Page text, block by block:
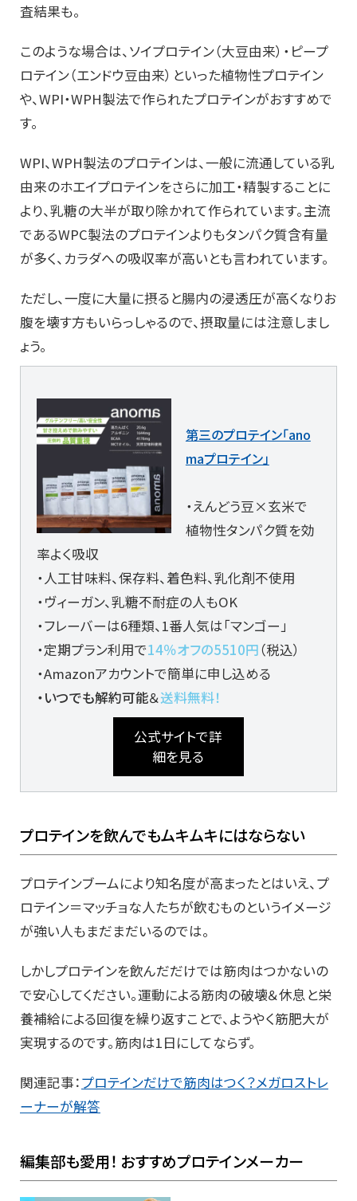
査結果も。
このような場合は、ソイプロテイン（大豆由来）・ピープ
ロテイン（エンドウ豆由来）といった植物性プロテイン
や、WPI・WPH製法で作られたプロテインがおすすめで
す。
WPI、WPH製法のプロテインは、一般に流通している乳
由来のホエイプロテインをさらに加工・精製することに
より、乳糖の大半が取り除かれて作られています。主流
であるWPC製法のプロテインよりもタンパク質含有量
が多く、カラダへの吸収率が高いとも言われています。
ただし、一度に大量に摂ると腸内の浸透圧が高くなりお
腹を壊す方もいらっしゃるので、摂取量には注意しまし
ょう。
第三のプロテイン「ano
maプロテイン」
・えんどう豆×玄米で
植物性タンパク質を効
率よく吸収
・人工甘味料、保存料、着色料、乳化剤不使用
・ヴィーガン、乳糖不耐症の人もOK
・フレーバーは6種類、1番人気は「マンゴー」
・定期プラン利用で14％オフの5510円（税込）
・Amazonアカウントで簡単に申し込める
・いつでも解約可能＆送料無料！
公式サイトで詳
細を見る
プロテインを飲んでもムキムキにはならない
プロテインブームにより知名度が高まったとはいえ、プ
ロテイン＝マッチョな人たちが飲むものというイメージ
が強い人もまだまだいるのでは。
しかしプロテインを飲んだだけでは筋肉はつかないの
で安心してください。運動による筋肉の破壊＆休息と栄
養補給による回復を繰り返すことで、ようやく筋肥大が
実現するのです。筋肉は1日にしてならず。
関連記事：プロテインだけで筋肉はつく？メガロストレ
ーナーが解答
編集部も愛用！ おすすめプロテインメーカー